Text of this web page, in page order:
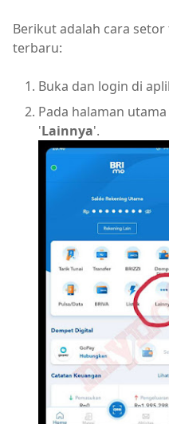
Berikut adalah cara
terbaru:
Buka dan login di
Pada halaman
'Lainnya'.